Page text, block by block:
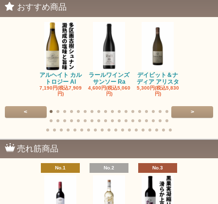
おすすめ商品
アルヘイト カル
トロジー Al
7,190円(税込7,909
円)
ラールワインズ
サンソー Ra
4,600円(税込5,060
円)
デイビット＆ナ
ディア アリスタ
5,300円(税込5,830
円)
< >
売れ筋商品
No.1 No.2 No.3